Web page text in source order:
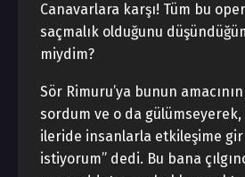
Canavarlara karşı! Tüm bu
saçmalık olduğunu
miydim?
Sör Rimuru’ya bunun
sordum ve o da gülümseyerek,
ileride insanlarla etkileşime
istiyorum” dedi. Bu bana